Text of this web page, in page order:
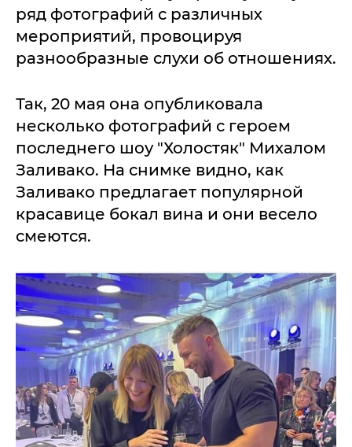
ряд фотографий с различных
мероприятий, провоцируя
разнообразные слухи об отношениях.
Так, 20 мая она опубликовала
несколько фотографий с героем
последнего шоу "Холостяк" Михалом
Заливако. На снимке видно, как
Заливако предлагает популярной
красавице бокал вина и они весело
смеются.